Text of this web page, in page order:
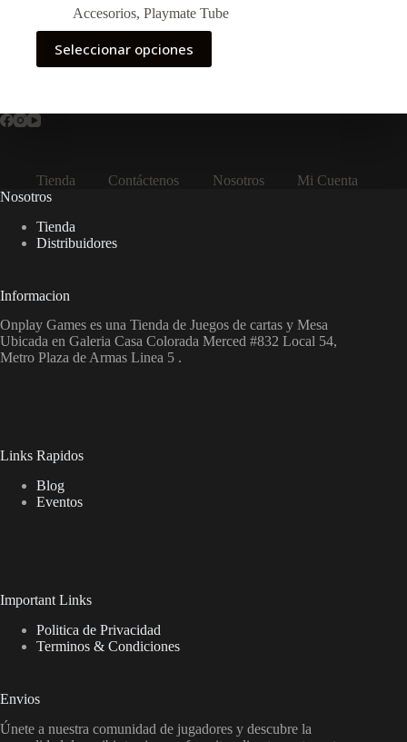
Accesorios, Playmate Tube
Seleccionar opciones
Este
producto
tiene
Las
elegir
en
página
de
Tienda Contáctenos Nosotros
Mi Cuenta
Nosotros
Tienda
Distribuidores
Informacion
Onplay Games es una Tienda de Juegos de cartas y Mesa
Ubicada en Galeria Casa Colorada Merced #832 Local 54,
Metro Plaza de Armas Linea 5 .
Links Rapidos
Blog
Eventos
Important Links
Politica de Privacidad
Terminos & Condiciones
Envios
Únete a nuestra comunidad de jugadores y descubre la